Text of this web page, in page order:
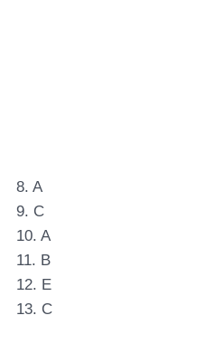
8. A
9. C
10. A
11. B
12. E
13. C